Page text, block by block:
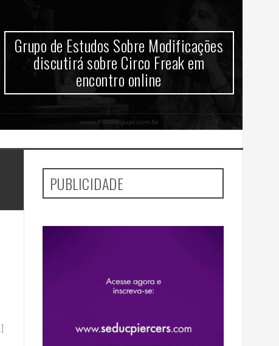
Grupo de Estudos Sobre Modificações
discutirá sobre Circo Freak em
encontro online
PUBLICIDADE